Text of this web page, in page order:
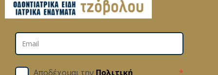
Αποδέχομαι την Πολιτική
*